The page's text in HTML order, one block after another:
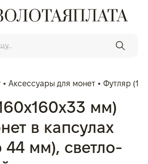
Аксессуары для монет Футляр
мм)
в капсулах
44 мм), светло-